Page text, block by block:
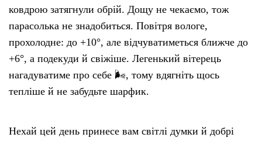
ковдрою затягнули обрій. Дощу не чекаємо, тож
парасолька не знадобиться. Повітря вологе,
прохолодне: до +10°, але відчуватиметься ближче до
+6°, а подекуди й свіжіше. Легенький вітерець
нагадуватиме про себе 🌬️, тому вдягніть щось
тепліше й не забудьте шарфик.
Нехай цей день принесе вам світлі думки й добрі